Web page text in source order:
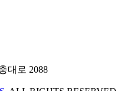
대로 2088